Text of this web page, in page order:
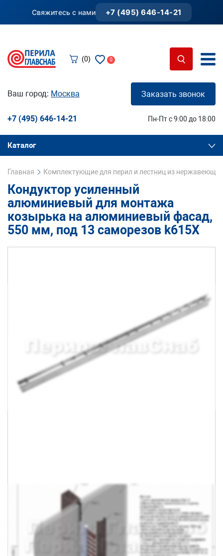
Свяжитесь с нами +7 (495) 646-14-21
(0) 0
Ваш город: Москва Заказать звонок
+7 (495) 646-14-21 Пн-Пт с 9:00 до 18:00
Каталог
Главная Комплектующие для перил и лестниц из
Кондуктор усиленный
алюминиевый для монтажа
козырька на алюминиевый фасад,
550 мм, под 13 саморезов k615X